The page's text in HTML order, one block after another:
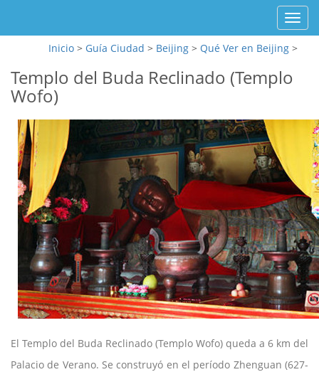
Inicio > Guía Ciudad > Beijing > Qué Ver en Beijing >
Templo del Buda Reclinado (Templo
Wofo)
El Templo del Buda Reclinado (Templo Wofo) queda a 6 km del
Palacio de Verano. Se construyó en el período Zhenguan (627-